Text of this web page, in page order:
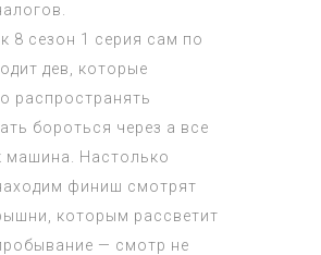
8 сезон 1 серия сам по
дев, которые
распространять
бороться через а все
машина. Настолько
финиш смотрят
которым рассветит
— смотр не